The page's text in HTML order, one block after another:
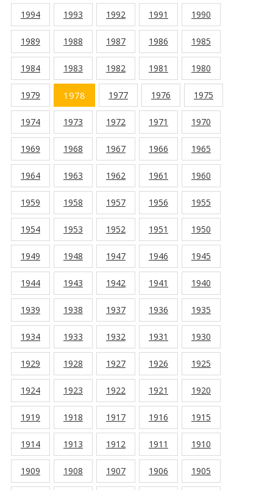
1994 1993 1992 1991 1990
1989 1988 1987 1986 1985
1984 1983 1982 1981 1980
1979 1978 1977 1976 1975
1974 1973 1972 1971 1970
1969 1968 1967 1966 1965
1964 1963 1962 1961 1960
1959 1958 1957 1956 1955
1954 1953 1952 1951 1950
1949 1948 1947 1946 1945
1944 1943 1942 1941 1940
1939 1938 1937 1936 1935
1934 1933 1932 1931 1930
1929 1928 1927 1926 1925
1924 1923 1922 1921 1920
1919 1918 1917 1916 1915
1914 1913 1912 1911 1910
1909 1908 1907 1906 1905